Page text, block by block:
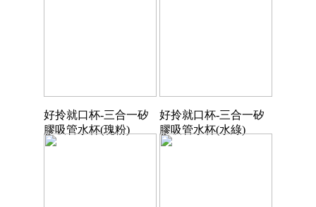
好拎就口杯-三合一矽
膠吸管水杯(瑰粉)
好拎就口杯-三合一矽
膠吸管水杯(水綠)